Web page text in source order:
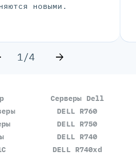
новыми.
1/4
Серверы Dell
DELL R760
DELL R750
DELL R740
DELL R740xd